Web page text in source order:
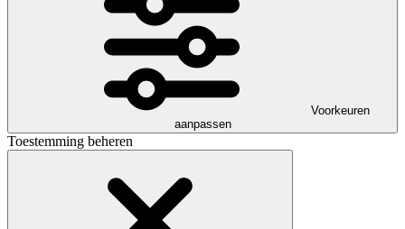
Voorkeuren
aanpassen
Toestemming beheren